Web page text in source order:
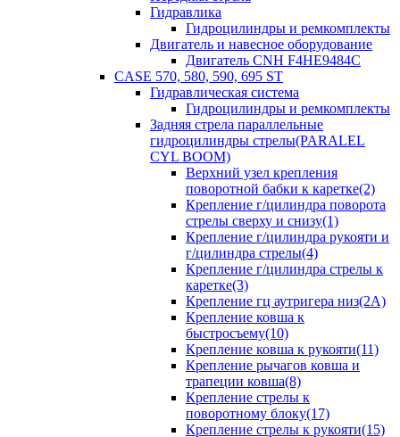
Гидравлика
Гидроцилиндры и ремкомплекты
Двигатель и навесное оборудование
Двигатель CNH F4HE9484C
CASE 570, 580, 590, 695 ST
Гидравлическая система
Гидроцилиндры и ремкомплекты
Задняя стрела параллельные
гидроцилиндры стрелы(PARALEL
CYL BOOM)
Верхний узел крепления
поворотной бабки к каретке(2)
Крепление г/цилиндра поворота
стрелы сверху и снизу(1)
Крепление г/цилиндра рукояти и
г/цилиндра стрелы(4)
Крепление г/цилиндра стрелы к
каретке(3)
Крепление гц аутригера низ(2А)
Крепление ковша к
быстросъему(10)
Крепление ковша к рукояти(11)
Крепление рычагов ковша и
трапеции ковша(8)
Крепление стрелы к
поворотному блоку(17)
Крепление стрелы к рукояти(15)